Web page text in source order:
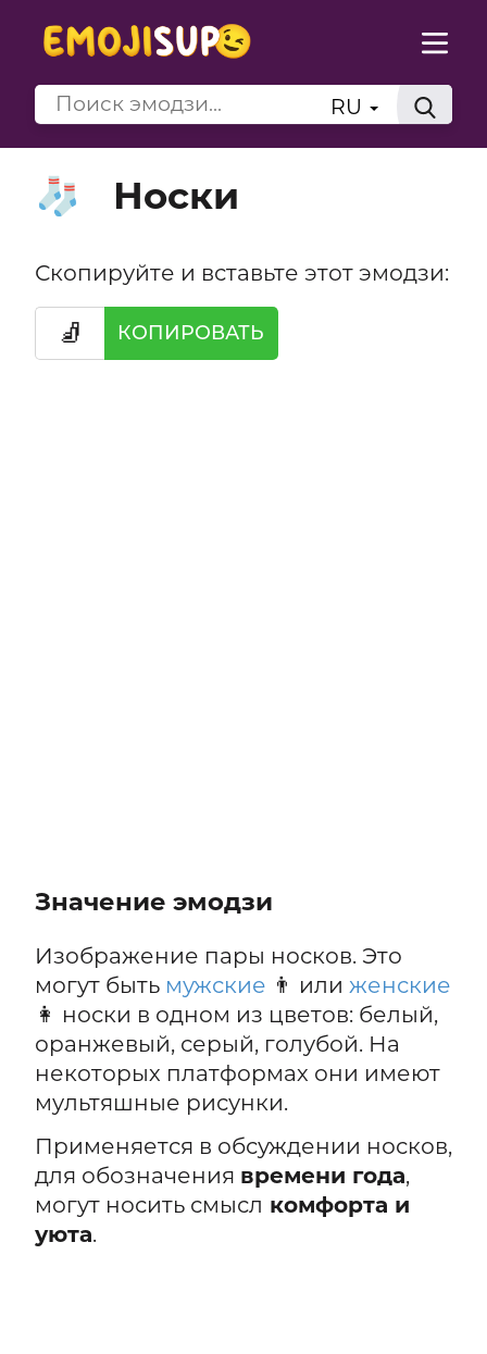
RU
🧦 Носки
Скопируйте и вставьте этот эмодзи:
🧦 КОПИРОВАТЬ
Значение эмодзи
Изображение пары носков. Это
могут бытьмужские 👨 или женские
👩 носки в одном из цветов: белый,
оранжевый, серый, голубой. На
некоторых платформах они имеют
мультяшные рисунки.
Применяется в обсуждении носков,
для обозначения времени года,
могут носить смысл комфорта и
уюта.